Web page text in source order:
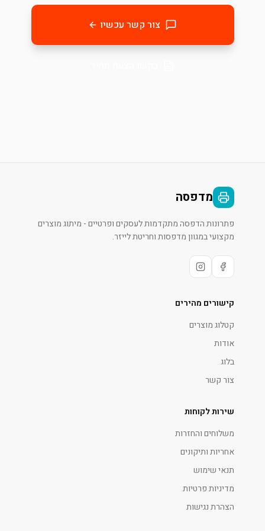
צור קשר עכשיו
מדפסה
פתרונות הדפסה מתקדמות לעסקים ופרטיים - מיתוג מוצרים
מקצועי במגוון מדפסות וחריטת לייזר.
קישורים מהירים
קטלוג מוצרים
אודות
בלוג
צור קשר
שירות לקוחות
משלוחים והחזרות
אחריות ותיקונים
תנאי שימוש
מדיניות פרטיות
הצהרת נגישות